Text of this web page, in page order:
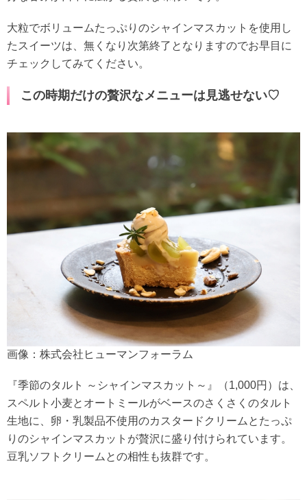
大粒でボリュームたっぷりのシャインマスカットを使用し
たスイーツは、無くなり次第終了となりますのでお早目に
チェックしてみてください。
この時期だけの贅沢なメニューは見逃せない♡
画像：株式会社ヒューマンフォーラム
『季節のタルト ～シャインマスカット～』（1,000円）は、
スペルト小麦とオートミールがベースのさくさくのタルト
生地に、卵・乳製品不使用のカスタードクリームとたっぷ
りのシャインマスカットが贅沢に盛り付けられています。
豆乳ソフトクリームとの相性も抜群です。